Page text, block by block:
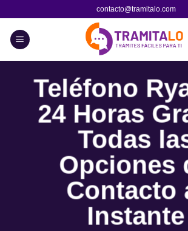
content
contacto@tramitalo.com
Teléfono
24 Horas
Todas
Opciones
Contacto
Instante